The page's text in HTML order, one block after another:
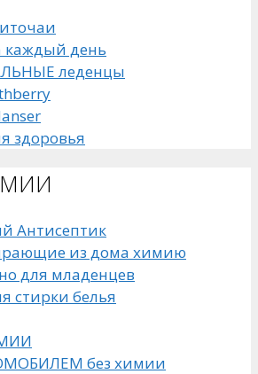
день
леденцы
здоровья
Антисептик
из дома химию
для младенцев
стирки белья
без химии